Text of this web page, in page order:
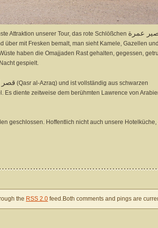
Attraktion unserer Tour, das rote Schlößchen عمرة
über mit Fresken bemalt, man sieht Kamele, Gazellen
haben die Omajjaden Rast gehalten, gegessen,
gespielt.
(Qasr al-Azraq) und ist vollständig aus schwarzen
Es diente zeitweise dem berühmten Lawrence von
geschlossen. Hoffentlich nicht auch unsere Hotelküche,
the RSS 2.0 feed.Both comments and pings are